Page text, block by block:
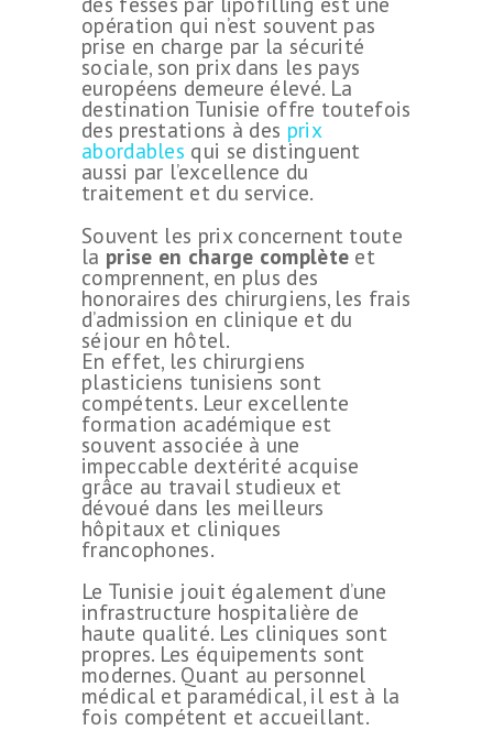
opération qui n’est souvent pas
prise en charge par la sécurité
sociale, son prix dans les pays
européens demeure élevé. La
destination Tunisie offre toutefois
des prestations à des prix
abordables qui se distinguent
aussi par l’excellence du
traitement et du service.
Souvent les prix concernent toute
la prise en charge complète et
comprennent, en plus des
honoraires des chirurgiens, les frais
d’admission en clinique et du
séjour en hôtel.
En effet, les chirurgiens
plasticiens tunisiens sont
compétents. Leur excellente
formation académique est
souvent associée à une
impeccable dextérité acquise
grâce au travail studieux et
dévoué dans les meilleurs
hôpitaux et cliniques
francophones.
Le Tunisie jouit également d’une
infrastructure hospitalière de
haute qualité. Les cliniques sont
propres. Les équipements sont
modernes. Quant au personnel
médical et paramédical, il est à la
fois compétent et accueillant.